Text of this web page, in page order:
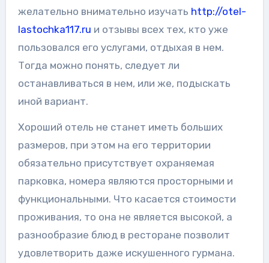
желательно внимательно изучать http://otel-
lastochka117.ru и отзывы всех тех, кто уже
пользовался его услугами, отдыхая в нем.
Тогда можно понять, следует ли
останавливаться в нем, или же, подыскать
иной вариант.
Хороший отель не станет иметь больших
размеров, при этом на его территории
обязательно присутствует охраняемая
парковка, номера являются просторными и
функциональными. Что касается стоимости
проживания, то она не является высокой, а
разнообразие блюд в ресторане позволит
удовлетворить даже искушенного гурмана.